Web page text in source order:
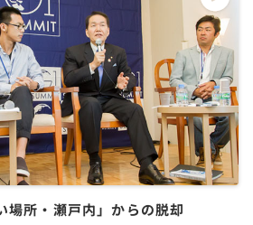
場所・瀬戸内」からの脱却